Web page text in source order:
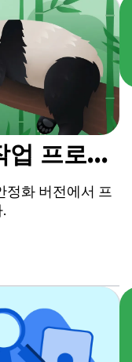
Panda
프로토
정화 버전에서 프